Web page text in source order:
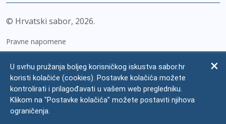
© Hrvatski sabor, 2026
Pravne napomene
Zaštita osobnih podataka
Impressum
Česta pitanja
U svrhu pružanja boljeg korisničkog iskustva sabor.hr
koristi kolačiće (cookies). Postavke kolačića možete
kontrolirati i prilagođavati u vašem web pregledniku.
Klikom na "Postavke kolačića" možete postaviti njihova
ograničenja.